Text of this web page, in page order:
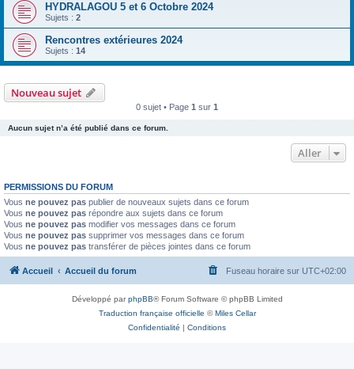
HYDRALAGOU 5 et 6 Octobre 2024
Sujets : 2
Rencontres extérieures 2024
Sujets : 14
Nouveau sujet
0 sujet • Page 1 sur 1
Aucun sujet n’a été publié dans ce forum.
Aller
PERMISSIONS DU FORUM
Vous ne pouvez pas publier de nouveaux sujets dans ce forum
Vous ne pouvez pas répondre aux sujets dans ce forum
Vous ne pouvez pas modifier vos messages dans ce forum
Vous ne pouvez pas supprimer vos messages dans ce forum
Vous ne pouvez pas transférer de pièces jointes dans ce forum
Accueil Accueil du forum Fuseau horaire sur UTC+02:00
Développé parphpBB® Forum Software © phpBB Limited
Traduction française officielle ©Miles Cellar
Confidentialité | Conditions